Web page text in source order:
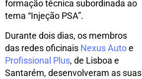
formação técnica subordinada ao
tema “Injeção PSA”.
Durante dois dias, os membros
das redes oficinais Nexus Autoe
Profissional Plus, de Lisboa e
Santarém, desenvolveram as suas